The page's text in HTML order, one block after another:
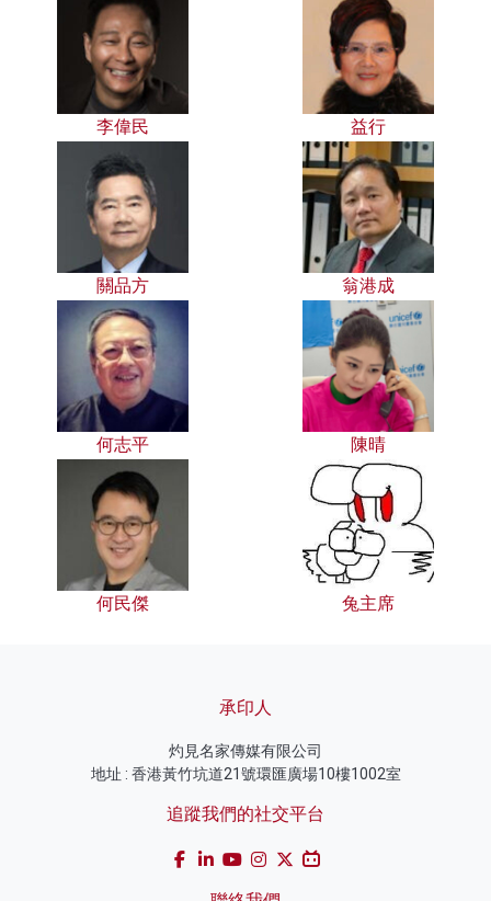
李偉民 益行
關品方 翁港成
何志平 陳晴
何民傑 兔主席
承印人
灼見名家傳媒有限公司
地址 : 香港黃竹坑道21號環匯廣場10樓1002室
追蹤我們的社交平台